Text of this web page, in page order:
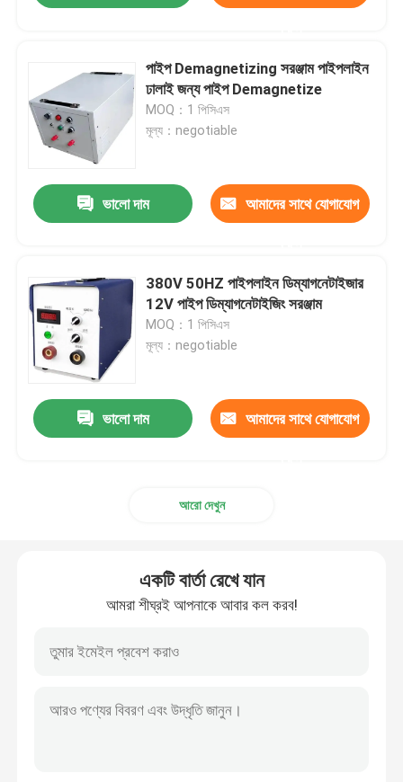
পাইপ Demagnetizing সরঞ্জাম পাইপলাইন
ঢালাই জন্য পাইপ Demagnetize
MOQ：1 পিসিএস
মূল্য：negotiable
ভালো দাম আমাদের সাথে যোগাযোগ
380V 50HZ পাইপলাইন ডিম্যাগনেটাইজার
12V পাইপ ডিম্যাগনেটাইজিং সরঞ্জাম
MOQ：1 পিসিএস
মূল্য：negotiable
ভালো দাম আমাদের সাথে যোগাযোগ
আরো দেখুন
একটি বার্তা রেখে যান
আমরা শীঘ্রই আপনাকে আবার কল করব!